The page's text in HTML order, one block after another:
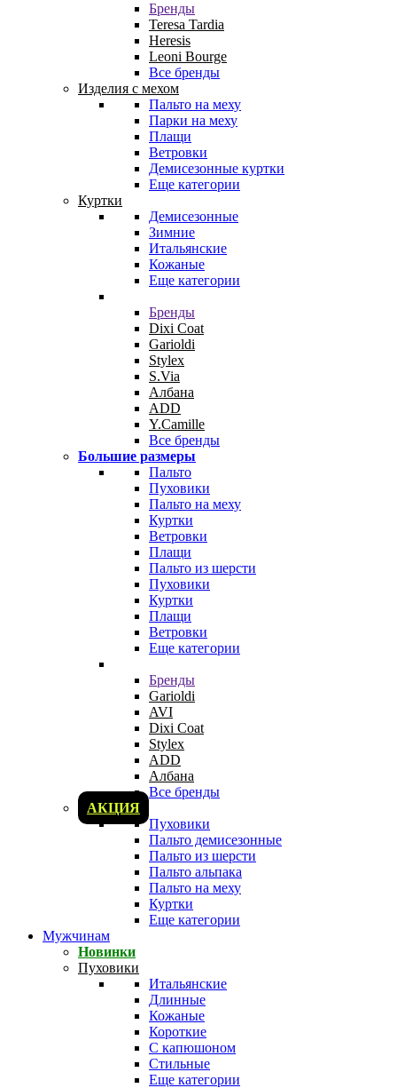
Бренды
Teresa Tardia
Heresis
Leoni Bourge
Все бренды
Изделия с мехом
Пальто на меху
Парки на меху
Плащи
Ветровки
Демисезонные куртки
Еще категории
Куртки
Демисезонные
Зимние
Итальянские
Кожаные
Еще категории
Бренды
Dixi Coat
Garioldi
Stylex
S.Via
Албана
ADD
Y.Camille
Все бренды
Большие размеры
Пальто
Пуховики
Пальто на меху
Куртки
Ветровки
Плащи
Пальто из шерсти
Пуховики
Куртки
Плащи
Ветровки
Еще категории
Бренды
Garioldi
AVI
Dixi Coat
Stylex
ADD
Албана
Все бренды
АКЦИЯ
Пуховики
Пальто демисезонные
Пальто из шерсти
Пальто альпака
Пальто на меху
Куртки
Еще категории
Мужчинам
Новинки
Пуховики
Итальянские
Длинные
Кожаные
Короткие
С капюшоном
Стильные
Еще категории